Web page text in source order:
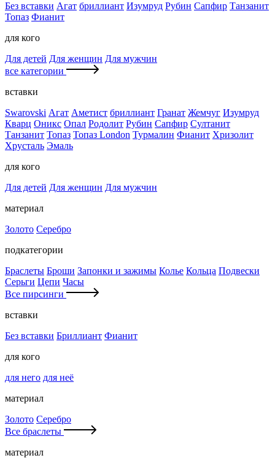
Без вставки Агат бриллиант Изумруд Рубин Сапфир Танзанит
Топаз Фианит
для кого
Для детей Для женщин Для мужчин
все категории
вставки
Swarovski Агат Аметист бриллиант Гранат Жемчуг Изумруд
Кварц Оникс Опал Родолит Рубин Сапфир Султанит
Танзанит Топаз Топаз London Турмалин Фианит Хризолит
Хрусталь Эмаль
для кого
Для детей Для женщин Для мужчин
материал
Золото Серебро
подкатегории
Браслеты Броши Запонки и зажимы Колье Кольца Подвески
Серьги Цепи Часы
Все пирсинги
вставки
Без вставки Бриллиант Фианит
для кого
для него для неё
материал
Золото Серебро
Все браслеты
материал